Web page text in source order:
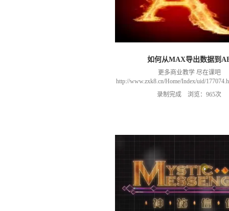
如何从MAX导出数据到
更多商业教学 尽在课吧
http://www.zxk8.cn/Home/Index/uid/
以加群(课程所用素材和插件，均在
466106974 群里干货满满 可以加我们导
录制完成 浏览：965次